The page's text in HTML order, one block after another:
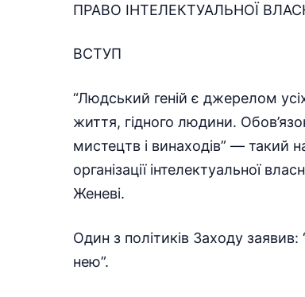
ПРАВО ІНТЕЛЕКТУАЛЬНОЇ
ВСТУП
“Людський геній є джерелом
життя, гідного людини.
мистецтв і винаходів” — такий
організації інтелектуальної
Женеві.
Один з політиків Заходу
нею”.